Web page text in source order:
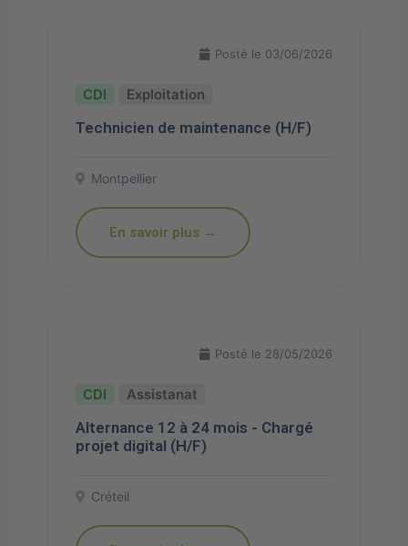
Posté le 03/06/2026
Exploitation
Technicien de maintenance (H/F)
Montpellier
En savoir plus →
Posté le 28/05/2026
Assistanat
Alternance 12 à 24 mois - Chargé
projet digital (H/F)
Créteil